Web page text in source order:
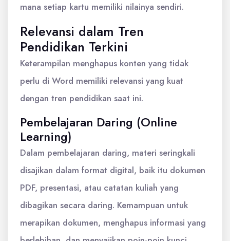
mana setiap kartu memiliki nilainya sendiri.
Relevansi dalam Tren
Pendidikan Terkini
Keterampilan menghapus konten yang tidak
perlu di Word memiliki relevansi yang kuat
dengan tren pendidikan saat ini.
Pembelajaran Daring (Online
Learning)
Dalam pembelajaran daring, materi seringkali
disajikan dalam format digital, baik itu dokumen
PDF, presentasi, atau catatan kuliah yang
dibagikan secara daring. Kemampuan untuk
merapikan dokumen, menghapus informasi yang